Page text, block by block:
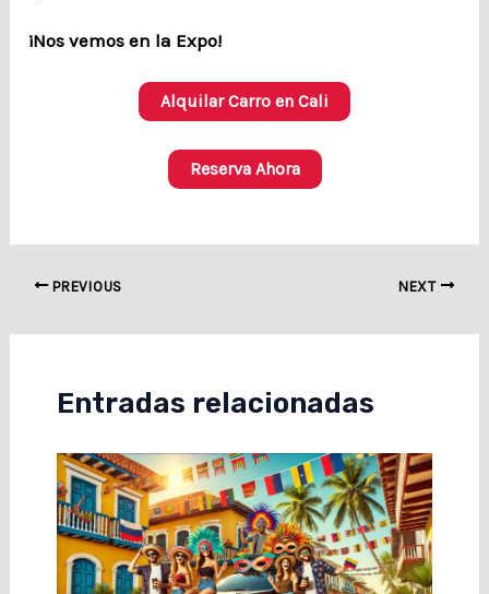
¡Nos vemos en la Expo!
Alquilar Carro en Cali
Reserva Ahora
PREVIOUS NEXT
Entradas relacionadas